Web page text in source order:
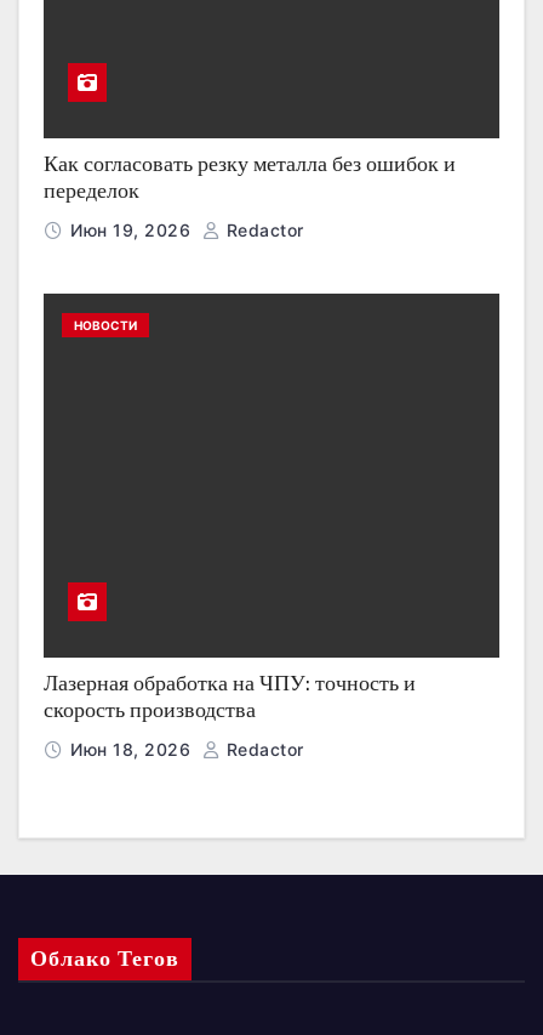
Как согласовать резку металла без ошибок и
переделок
Июн 19, 2026 Redactor
НОВОСТИ
Лазерная обработка на ЧПУ: точность и
скорость производства
Июн 18, 2026 Redactor
Облако Тегов